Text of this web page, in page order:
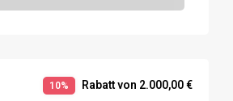
10% Rabatt von 2.000,00 €